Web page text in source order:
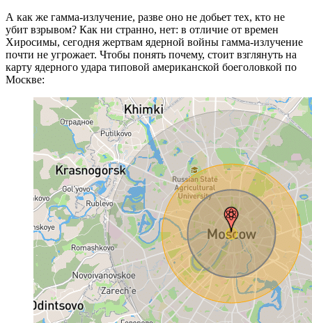
А как же гамма-излучение, разве оно не добьет тех, кто не
убит взрывом? Как ни странно, нет: в отличие от времен
Хиросимы, сегодня жертвам ядерной войны гамма-излучение
почти не угрожает. Чтобы понять почему, стоит взглянуть на
карту ядерного удара типовой американской боеголовкой по
Москве: